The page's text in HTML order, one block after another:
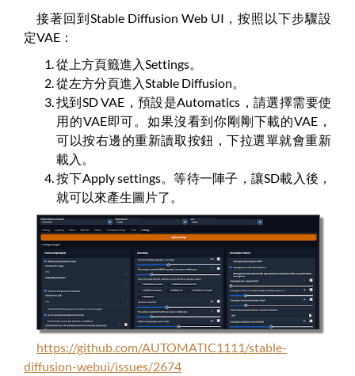
接著回到Stable Diffusion Web UI，按照以下步驟設
定VAE：
從上方頁籤進入Settings。
從左方分頁進入Stable Diffusion。
找到SD VAE，預設是Automatics，請選擇需要使
用的VAE即可。如果沒看到你剛剛下載的VAE，
可以按右邊的重新讀取按鈕，下拉選單就會重新
載入。
按下Apply settings。等待一陣子，讓SD載入後，
就可以來產生圖片了。
https://github.com/AUTOMATIC1111/stable-
diffusion-webui/issues/2674